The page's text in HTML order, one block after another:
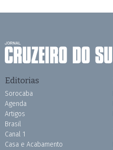
Editorias
Sorocaba
Agenda
Artigos
Brasil
Canal 1
Casa e Acabamento